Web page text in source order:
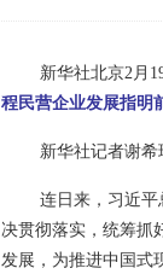
新华社北京2月
程民营企业发展指明
新华社记者谢
连日来，习近
决贯彻落实，统筹抓
发展，为推进中国式